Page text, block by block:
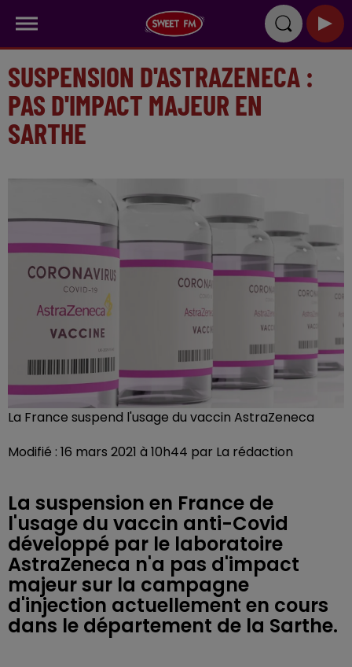
SUSPENSION D'ASTRAZENECA :
PAS D'IMPACT MAJEUR EN
SARTHE
La France suspend l'usage du vaccin AstraZeneca
Modifié : 16 mars 2021 à 10h44 par La rédaction
La suspension en France de
l'usage du vaccin anti-Covid
développé par le laboratoire
AstraZeneca n'a pas d'impact
majeur sur la campagne
d'injection actuellement en cours
dans le département de la Sarthe.